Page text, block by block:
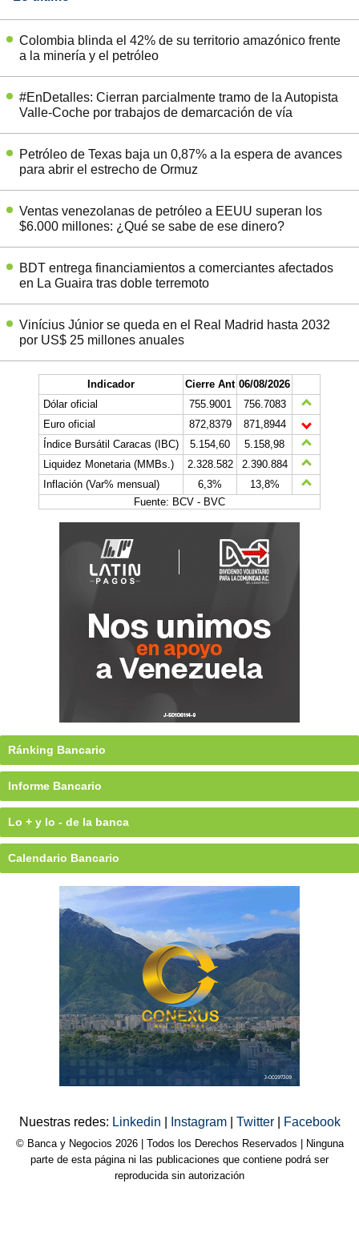
Colombia blinda el 42% de su territorio amazónico frente
a la minería y el petróleo
#EnDetalles: Cierran parcialmente tramo de la Autopista
Valle-Coche por trabajos de demarcación de vía
Petróleo de Texas baja un 0,87% a la espera de avances
para abrir el estrecho de Ormuz
Ventas venezolanas de petróleo a EEUU superan los
$6.000 millones: ¿Qué se sabe de ese dinero?
BDT entrega financiamientos a comerciantes afectados
en La Guaira tras doble terremoto
Vinícius Júnior se queda en el Real Madrid hasta 2032
por US$ 25 millones anuales
Indicador Cierre Ant 06/08/2026
Dólar oficial
755.9001
756.7083
Euro oficial
872,8379
871,8944
Índice Bursátil Caracas (IBC)
5.154,60
5.158,98
Liquidez Monetaria (MMBs.)
2.328.582
2.390.884
Inflación (Var% mensual)
6,3%
13,8%
Fuente: BCV - BVC
Ránking Bancario
Informe Bancario
Lo + y lo - de la banca
Calendario Bancario
Nuestras redes: Linkedin Instagram Twitter Facebook
© Banca y Negocios 2026 | Todos los Derechos Reservados | Ninguna
parte de esta página ni las publicaciones que contiene podrá ser
reproducida sin autorización